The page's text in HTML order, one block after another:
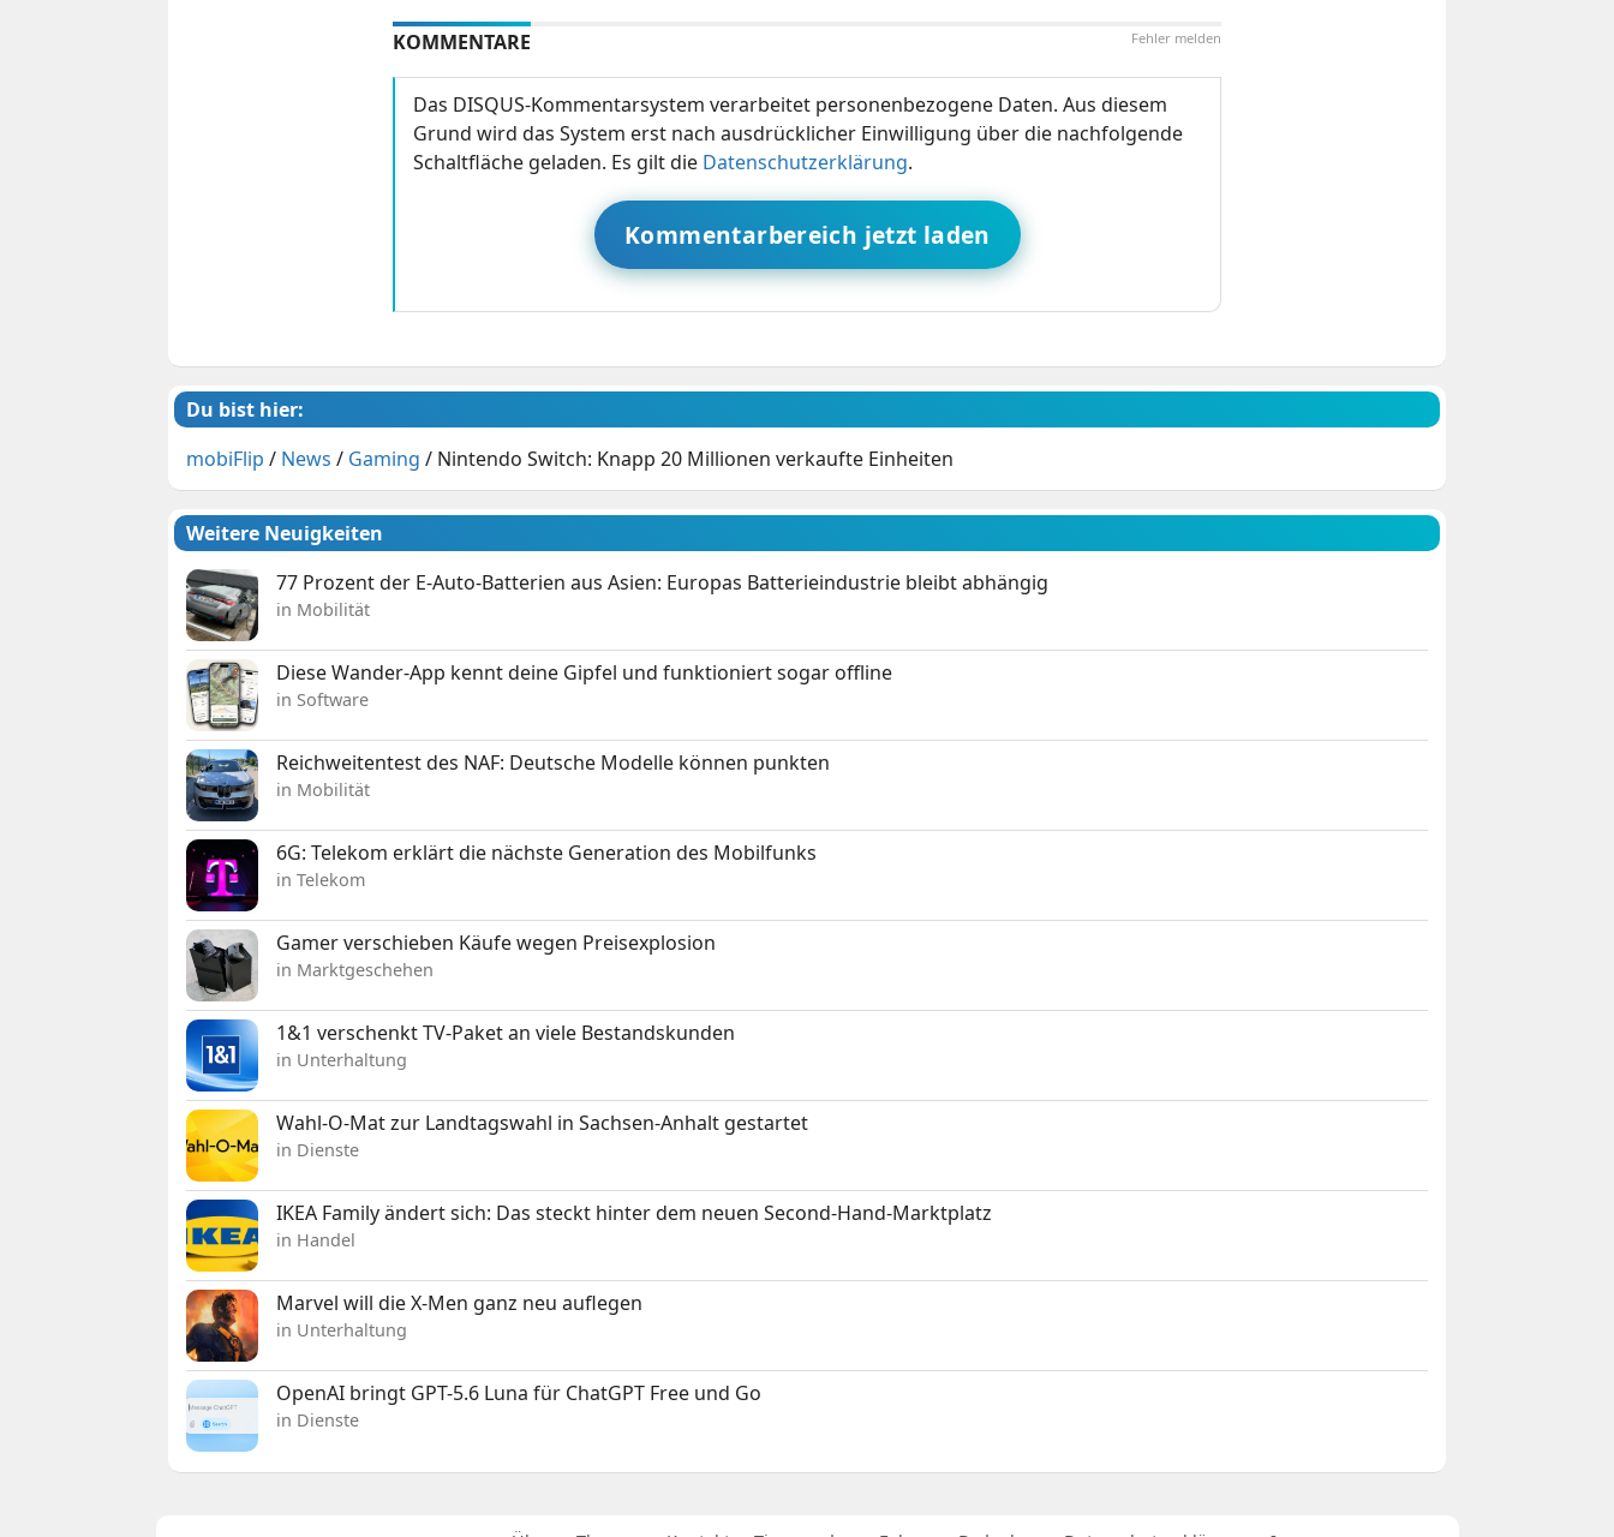
Fehler melden
KOMMENTARE
Das DISQUS-Kommentarsystem verarbeitet personenbezogene Daten. Aus diesem
Grund wird das System erst nach ausdrücklicher Einwilligung über die nachfolgende
Schaltfläche geladen. Es gilt die Datenschutzerklärung.
Kommentarbereich jetzt laden
Du bist hier:
mobiFlip / News / Gaming / Nintendo Switch: Knapp 20 Millionen verkaufte Einheiten
Weitere Neuigkeiten
77 Prozent der E-Auto-Batterien aus Asien: Europas Batterieindustrie bleibt abhängig
in Mobilität
Diese Wander-App kennt deine Gipfel und funktioniert sogar offline
in Software
Reichweitentest des NAF: Deutsche Modelle können punkten
in Mobilität
6G: Telekom erklärt die nächste Generation des Mobilfunks
in Telekom
Gamer verschieben Käufe wegen Preisexplosion
in Marktgeschehen
1&1 verschenkt TV-Paket an viele Bestandskunden
in Unterhaltung
Wahl-O-Mat zur Landtagswahl in Sachsen-Anhalt gestartet
in Dienste
IKEA Family ändert sich: Das steckt hinter dem neuen Second-Hand-Marktplatz
in Handel
Marvel will die X-Men ganz neu auflegen
in Unterhaltung
OpenAI bringt GPT-5.6 Luna für ChatGPT Free und Go
in Dienste